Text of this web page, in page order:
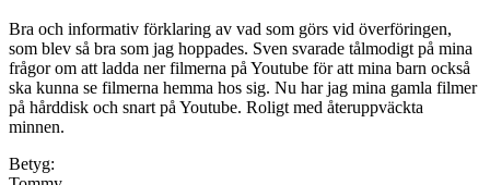
Bra och informativ förklaring av vad som görs vid överföringen,
som blev så bra som jag hoppades. Sven svarade tålmodigt på mina
frågor om att ladda ner filmerna på Youtube för att mina barn också
ska kunna se filmerna hemma hos sig. Nu har jag mina gamla filmer
på hårddisk och snart på Youtube. Roligt med återuppväckta
minnen.
Betyg: